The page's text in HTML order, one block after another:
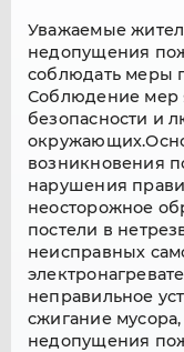
Уважаемые
недопущения
соблюдать меры
Соблюдение мер
безопасности и
возникновения
нарушения
неосторожное
постели в
неисправных
неправильное
сжигание
недопущения